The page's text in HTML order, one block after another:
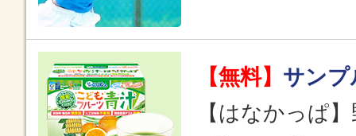
【無料】 サンプ
【はなかっぱ